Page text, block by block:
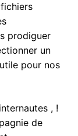
prodiguer
un
pour nos
, !
de